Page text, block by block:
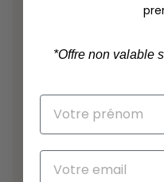
*Offre non valable